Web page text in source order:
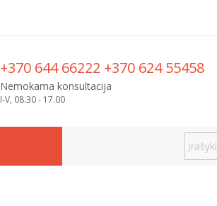
+370 644 66222 +370 624 55458
Nemokama konsultacija
I-V, 08.30 - 17.00